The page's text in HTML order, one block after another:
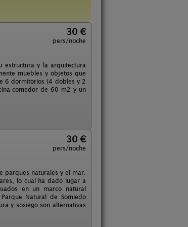
30 €
pers/noche
estructura y la arquitectura
muebles y objetos que
6 dormitorios (4 dobles y 2
comedor de 60 m2 y un
30 €
pers/noche
parques naturales y el mar.
lo cual ha dado lugar a
en un marco natural
Natural de Somiedo
y sosiego son alternativas